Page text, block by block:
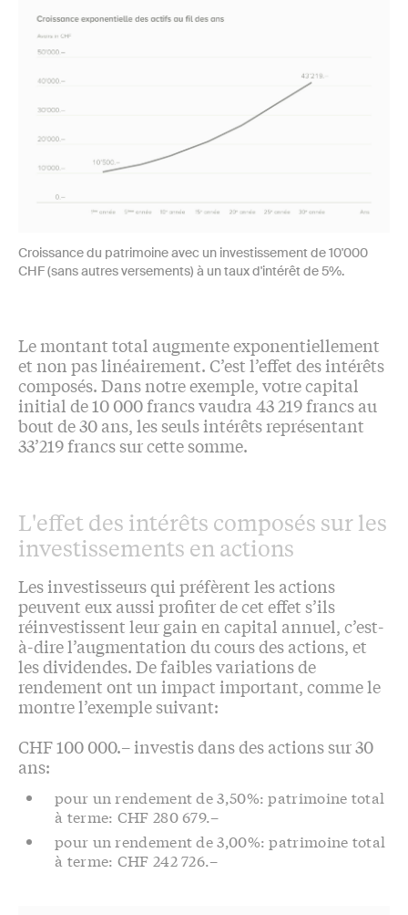
Croissance du patrimoine avec un investissement de 10'000
CHF (sans autres versements) à un taux d'intérêt de 5%.
Le montant total augmente exponentiellement
et non pas linéairement. C’est l’effet des intérêts
composés. Dans notre exemple, votre capital
initial de 10 000 francs vaudra 43 219 francs au
bout de 30 ans, les seuls intérêts représentant
33’219 francs sur cette somme.
L'effet des intérêts composés sur les
investissements en actions
Les investisseurs qui préfèrent les actions
peuvent eux aussi profiter de cet effet s’ils
réinvestissent leur gain en capital annuel, c’est-
à-dire l’augmentation du cours des actions, et
les dividendes. De faibles variations de
rendement ont un impact important, comme le
montre l’exemple suivant:
CHF 100 000.– investis dans des actions sur 30
ans:
pour un rendement de 3,50%: patrimoine total
à terme: CHF 280 679.–
pour un rendement de 3,00%: patrimoine total
à terme: CHF 242 726.–